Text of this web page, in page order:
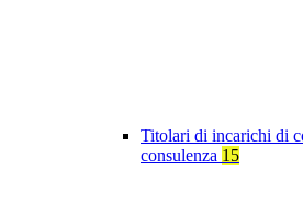
Titolari di incarichi di
consulenza 15